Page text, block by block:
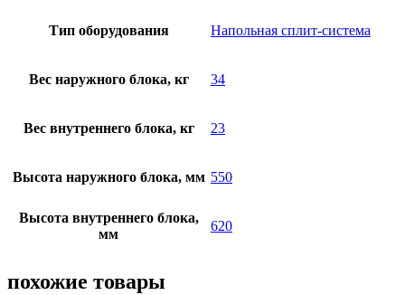
Тип оборудования Напольная сплит-система
Вес наружного блока, кг 34
Вес внутреннего блока, кг 23
Высота наружного блока, мм 550
Высота внутреннего блока,
мм
620
похожие товары